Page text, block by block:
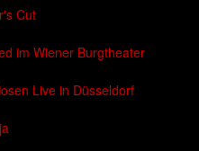
Cut
im Wiener Burgtheater
Live in Düsseldorf